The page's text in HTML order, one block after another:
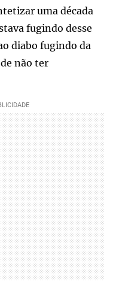
uma década
fugindo desse
diabo fugindo da
não ter